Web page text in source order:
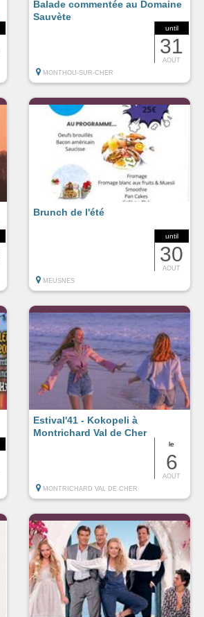
until
31
AOUT
Balade commentée au Domaine
Sauvète
MONTHOU-SUR-CHER
until
30
AOUT
Brunch de l'été
MEUSNES
le
6
AOUT
Estival'41 - Kokopeli à
Montrichard Val de Cher
MONTRICHARD VAL DE CHER